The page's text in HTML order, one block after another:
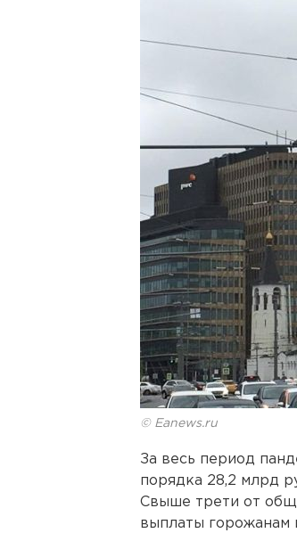
© Eanews.ru
За весь период
порядка 28,2 млрд
Свыше трети от
выплаты